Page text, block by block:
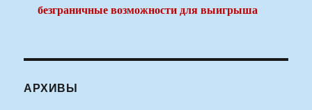
безграничные возможности для выигрыша
АРХИВЫ